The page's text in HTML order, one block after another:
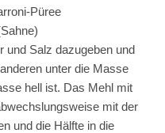
Püree
und Salz dazugeben und
unter die Masse
hell ist. Das Mehl mit
mit der
und die Hälfte in die